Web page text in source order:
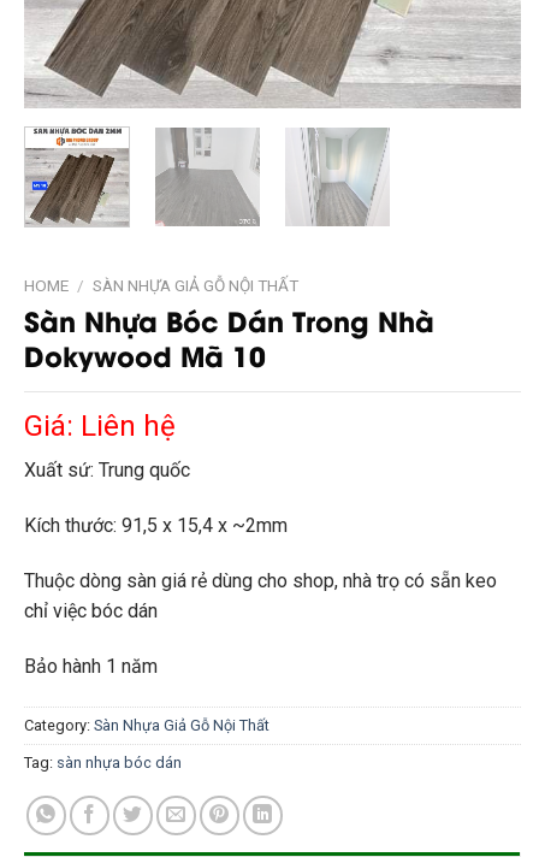
HOME / SÀN NHỰA GIẢ GỖ NỘI THẤT
Sàn Nhựa Bóc Dán Trong Nhà
Dokywood Mã 10
Giá: Liên hệ
Xuất sứ: Trung quốc
Kích thước: 91,5 x 15,4 x ~2mm
Thuộc dòng sàn giá rẻ dùng cho shop, nhà trọ có sẵn keo
chỉ việc bóc dán
Bảo hành 1 năm
Category: Sàn Nhựa Giả Gỗ Nội Thất
Tag: sàn nhựa bóc dán